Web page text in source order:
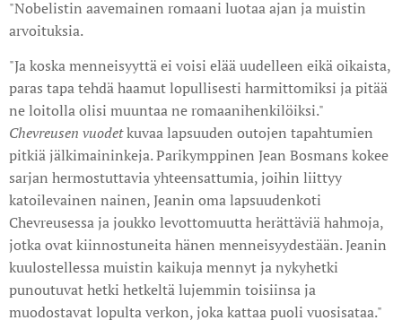
"Nobelistin aavemainen romaani luotaa ajan ja muistin
arvoituksia.
"Ja koska menneisyyttä ei voisi elää uudelleen eikä oikaista,
paras tapa tehdä haamut lopullisesti harmittomiksi ja pitää
ne loitolla olisi muuntaa ne romaanihenkilöiksi."
Chevreusen vuodetkuvaa lapsuuden outojen tapahtumien
pitkiä jälkimaininkeja. Parikymppinen Jean Bosmans kokee
sarjan hermostuttavia yhteensattumia, joihin liittyy
katoilevainen nainen, Jeanin oma lapsuudenkoti
Chevreusessa ja joukko levottomuutta herättäviä hahmoja,
jotka ovat kiinnostuneita hänen menneisyydestään. Jeanin
kuulostellessa muistin kaikuja mennyt ja nykyhetki
punoutuvat hetki hetkeltä lujemmin toisiinsa ja
muodostavat lopulta verkon, joka kattaa puoli vuosisataa."